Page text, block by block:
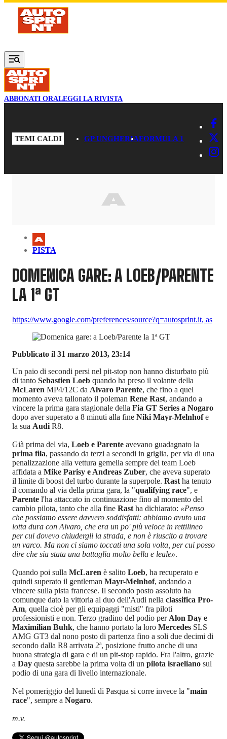
Vai al contenuto principale
ABBONATI ORALEGGI LA RIVISTA
TEMI CALDI GP UNGHERIAFORMULA 1
PISTA
DOMENICA GARE: A LOEB/PARENTE
LA 1ª GT
https://www.google.com/preferences/source?q=autosprint.it, as
Pubblicato il 31 marzo 2013, 23:14
Un paio di secondi persi nel pit-stop non hanno disturbato più
di tanto Sebastien Loeb quando ha preso il volante della
McLaren MP4/12C da Alvaro Parente, che fino a quel
momento aveva tallonato il poleman Rene Rast, andando a
vincere la prima gara stagionale della Fia GT Series a Nogaro
dopo aver superato a 8 minuti alla fine Niki Mayr-Melnhofe
la sua Audi R8.
Già prima del via, Loeb e Parente avevano guadagnato la
prima fila, passando da terzi a secondi in griglia, per via di una
penalizzazione alla vettura gemella sempre del team Loeb
affidata a Mike Parisy e Andreas Zuber, che aveva superato
il limite di boost del turbo durante la superpole. Rast ha tenuto
il comando al via della prima gara, la "qualifying race", e
Parente l'ha attaccato in continuazione fino al momento del
cambio pilota, tanto che alla fine Rast ha dichiarato: «Penso
che possiamo essere davvero soddisfatti: abbiamo avuto una
lotta dura con Alvaro, che era un po' più veloce in rettilineo
per cui dovevo chiudergli la strada, e non è riuscito a trovare
un varco. Ma non ci siamo toccati una sola volta, per cui posso
dire che sia stata una battaglia molto bella e leale».
Quando poi sulla McLaren è salito Loeb, ha recuperato e
quindi superato il gentleman Mayr-Melnhof, andando a
vincere sulla pista francese. Il secondo posto assoluto ha
comunque dato la vittoria al duo dell'Audi nella classifica Pro-
Am, quella cioè per gli equipaggi "misti" fra piloti
professionisti e non. Terzo gradino del podio per Alon Day e
Maximilian Buhk, che hanno portato la loro Mercedes SLS
AMG GT3 dal nono posto di partenza fino a soli due decimi di
secondo dalla R8 arrivata 2ª, posizione frutto anche di una
buona strategia di gara e di un pit-stop rapido. Fra l'altro, grazie
a Day questa sarebbe la prima volta di un pilota israeliano sul
podio di una gara di livello internazionale.
Nel pomeriggio del lunedì di Pasqua si corre invece la "main
race", sempre a Nogaro.
m.v.